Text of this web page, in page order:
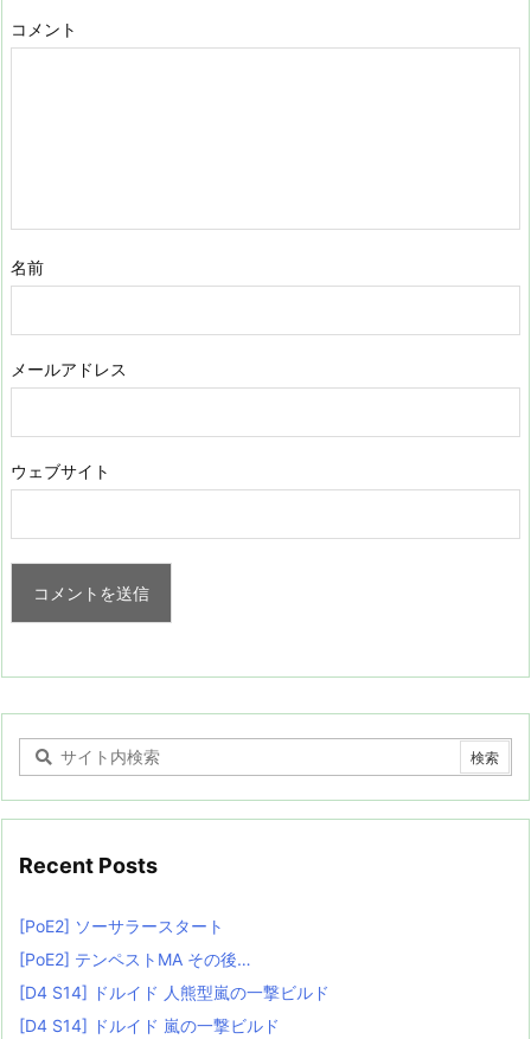
コメント
名前
メールアドレス
ウェブサイト
Recent Posts
[PoE2] ソーサラースタート
[PoE2] テンペストMA その後…
[D4 S14] ドルイド 人熊型嵐の一撃ビルド
[D4 S14] ドルイド 嵐の一撃ビルド